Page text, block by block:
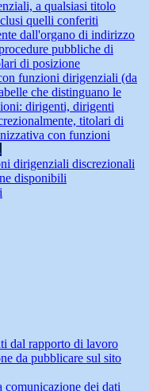
a qualsiasi titolo
quelli conferiti
dall'organo di indirizzo
pubbliche di
di posizione
funzioni dirigenziali (da
che distinguano le
dirigenti, dirigenti
titolari di
con funzioni
dirigenziali discrezionali
disponibili
dal rapporto di lavoro
da pubblicare sul sito
comunicazione dei dati